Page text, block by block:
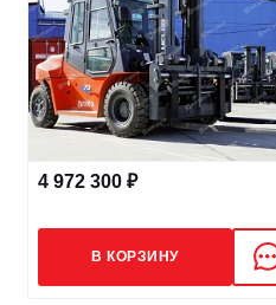
Расстояние до центра нагрузки,мм
Скорость подъема (с грузом/без
4 972 300 ₽
В КОРЗИНУ